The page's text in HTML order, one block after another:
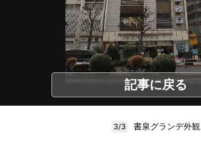
記事に戻る
3/3 書泉グランデ外観